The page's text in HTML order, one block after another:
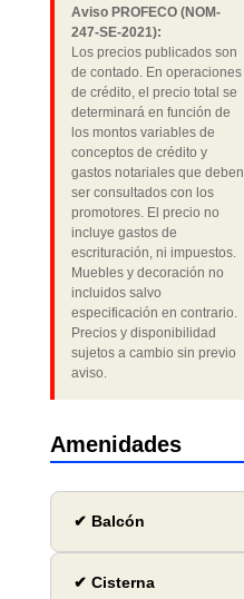
Aviso PROFECO (NOM-
247-SE-2021):
Los precios publicados son
de contado. En operaciones
de crédito, el precio total se
determinará en función de
los montos variables de
conceptos de crédito y
gastos notariales que deben
ser consultados con los
promotores. El precio no
incluye gastos de
escrituración, ni impuestos.
Muebles y decoración no
incluidos salvo
especificación en contrario.
Precios y disponibilidad
sujetos a cambio sin previo
aviso.
Amenidades
✔ Balcón
✔ Cisterna